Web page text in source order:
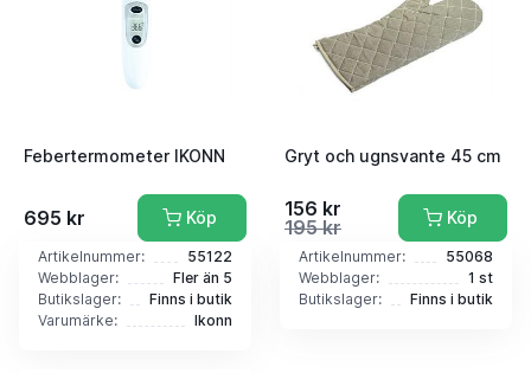
Febertermometer IKONN
695 kr Köp
Artikelnummer:
55122
Webblager:
Fler än 5
Butikslager:
Finns i butik
Varumärke:
Ikonn
Gryt och ugnsvante 45 cm
156 kr
195 kr
Köp
Artikelnummer:
55068
Webblager:
1 st
Butikslager:
Finns i butik